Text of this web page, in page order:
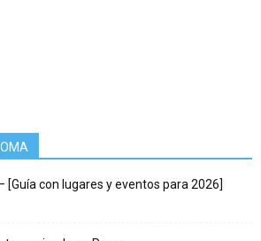
[Guía con lugares y eventos para 2026]